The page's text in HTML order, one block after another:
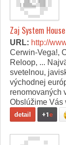
Zaj System House
URL: http://
Cerwin-Vega!,
Reloop, ...
svetelnou,
východnej
renomovaných
Obslúžime Vás
detail +1e